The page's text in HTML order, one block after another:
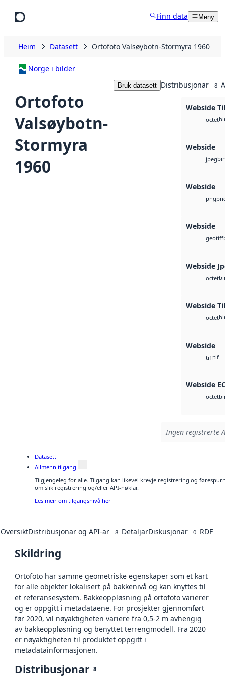
Finn data Meny
Heim Datasett Ortofoto Valsøybotn-Stormyra 1960
Norge i bilder
Ortofoto
Valsøybotn-
Stormyra
1960
Bruk datasett Distribusjonar 8
Webside
octet
Webside
jpeg
Webside
png
Webside
geotiff
Webside
octet
Webside
octet
Webside
tifftif
Webside
octet
Ingen registrerte
Datasett
Allmenn tilgang
Tilgjengeleg for alle. Tilgang kan likevel krevje registrering og
om slik registrering og/eller API-nøklar.
Les meir om tilgangsnivå her
OversiktDistribusjonar og API-ar 8 DetaljarDiskusjonar 0 RDF
Skildring
Ortofoto har samme geometriske egenskaper som et kart
for alle objekter lokalisert på bakkenivå og kan knyttes til
et referansesystem. Bakkeoppløsning på ortofoto varierer
og er oppgitt i metadataene. For prosjekter gjennomført
før 2020, vil nøyaktigheten variere fra 0,5-2 m avhengig
av bakkeoppløsning og benyttet terrengmodell. Fra 2020
er nøyaktigheten til produktet oppgitt i
metadatainformasjonen.
Distribusjonar 8